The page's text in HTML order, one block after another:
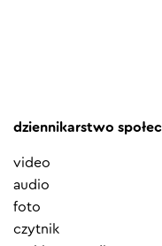
dziennikarstwo
video
audio
foto
czytnik